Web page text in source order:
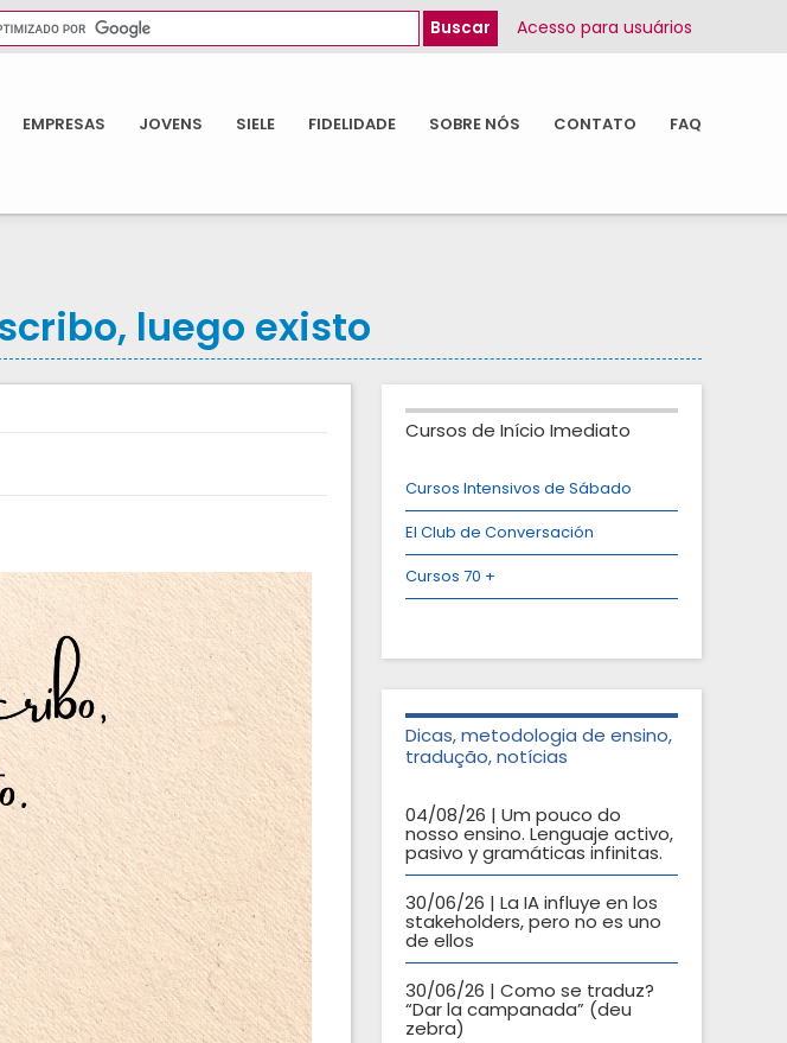
Acesso para usuários
EMPRESAS JOVENS SIELE FIDELIDADE SOBRE NÓS CONTATO FAQ
luego existo
Cursos de Início Imediato
Cursos Intensivos de Sábado
El Club de Conversación
Cursos 70 +
Dicas, metodologia de ensino,
tradução, notícias
04/08/26 | Um pouco do
nosso ensino. Lenguaje activo,
pasivo y gramáticas infinitas.
30/06/26 | La IA influye en los
stakeholders, pero no es uno
de ellos
30/06/26 | Como se traduz?
“Dar la campanada” (deu
zebra)